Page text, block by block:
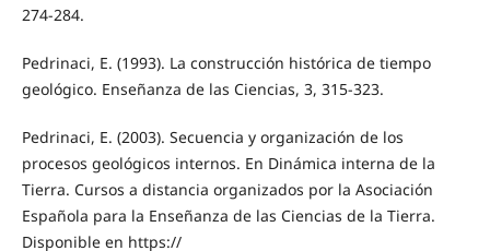
274-284.
Pedrinaci, E. (1993). La construcción histórica de tiempo
geológico. Enseñanza de las Ciencias, 3, 315-323.
Pedrinaci, E. (2003). Secuencia y organización de los
procesos geológicos internos. En Dinámica interna de la
Tierra. Cursos a distancia organizados por la Asociación
Española para la Enseñanza de las Ciencias de la Tierra.
Disponible en https://